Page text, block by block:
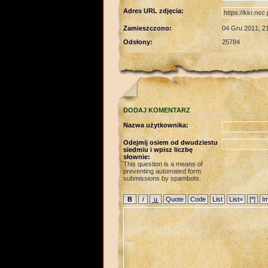
Adres URL zdjęcia:
Zamieszczono:
04 Gru 2011,
Odsłony:
25784
DODAJ KOMENTARZ
Nazwa użytkownika:
Odejmij osiem od dwudziestu
siedmiu i wpisz liczbę
słownie:
This question is a means of
preventing automated form
submissions by spambots.